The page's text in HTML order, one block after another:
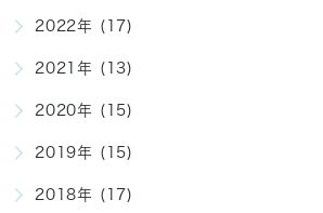
2022年 (17)
2021年 (13)
2020年 (15)
2019年 (15)
2018年 (17)